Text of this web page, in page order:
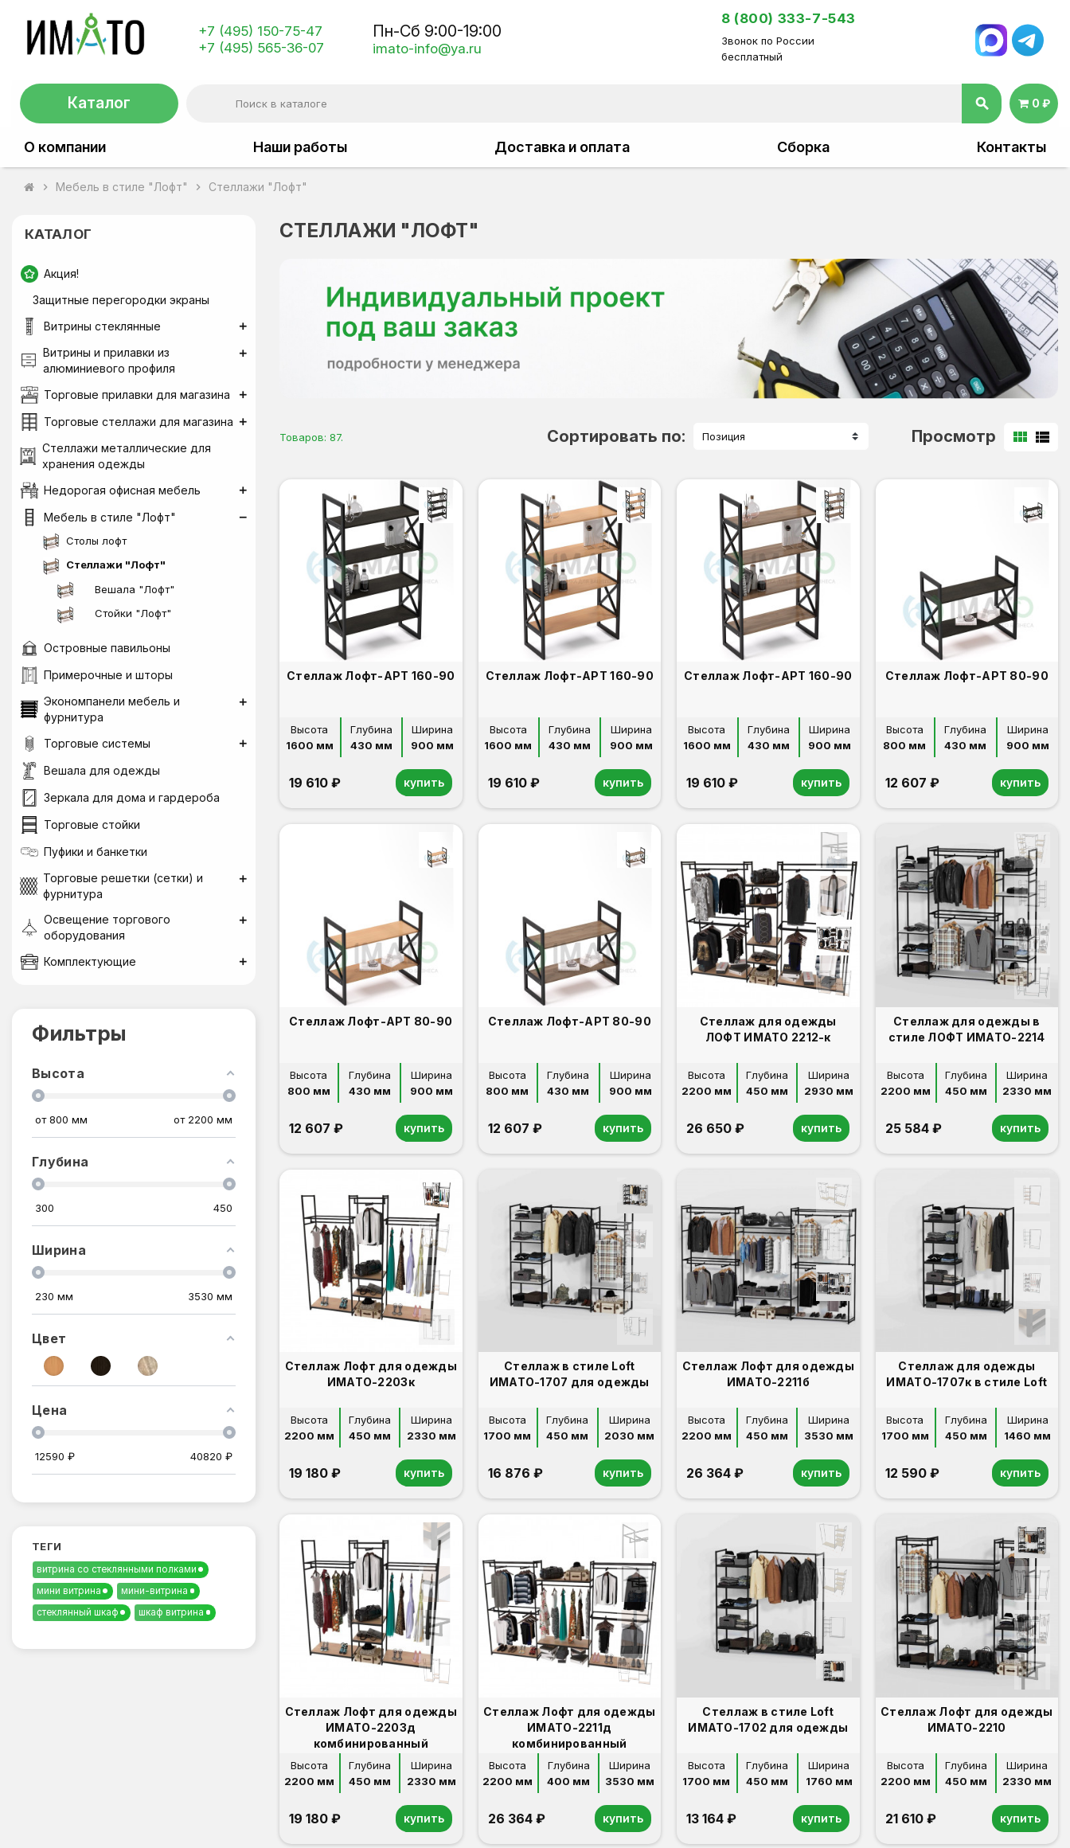
+7 (495) 150-75-47
+7 (495) 565-36-07
Пн-Сб 9:00-19:00
imato-info@ya.ru
8 (800) 333-7-543
Звонок по России
бесплатный
Каталог search 0 ₽
О компании Наши работы Доставка и оплата Сборка Контакты
chevron_right Мебель в стиле "Лофт" chevron_right Стеллажи "Лофт"
КАТАЛОГ
Акция!
Защитные перегородки экраны
Витрины стеклянные
Витрины и прилавки из
алюминиевого профиля
Торговые прилавки для магазина
Торговые стеллажи для магазина
Стеллажи металлические для
хранения одежды
Недорогая офисная мебель
Мебель в стиле "Лофт"
Столы лофт
Стеллажи "Лофт"
Вешала "Лофт"
Стойки "Лофт"
Островные павильоны
Примерочные и шторы
Экономпанели мебель и
фурнитура
Торговые системы
Вешала для одежды
Зеркала для дома и гардероба
Торговые стойки
Пуфики и банкетки
Торговые решетки (сетки) и
фурнитура
Освещение торгового
оборудования
Комплектующие
Фильтры
Высота
от800 мм от 2200 мм
Глубина
300 450
Ширина
230 мм 3530 мм
Цвет
Цена
12590 ₽ 40820 ₽
ТЕГИ
витрина со стеклянными полками
мини витрина
мини-витрина
стеклянный шкаф
шкаф витрина
СТЕЛЛАЖИ "ЛОФТ"
Сортировать по: Позиция Просмотр view_module view_list
Товаров: 87.
Стеллаж Лофт-АРТ 160-90
Высота
1600 мм
Глубина
430 мм
Ширина
900 мм
19 610 ₽ купить
Стеллаж Лофт-АРТ 160-90
Высота
1600 мм
Глубина
430 мм
Ширина
900 мм
19 610 ₽ купить
Стеллаж Лофт-АРТ 160-90
Высота
1600 мм
Глубина
430 мм
Ширина
900 мм
19 610 ₽ купить
Стеллаж Лофт-АРТ 80-90
Высота
800 мм
Глубина
430 мм
Ширина
900 мм
12 607 ₽ купить
Стеллаж Лофт-АРТ 80-90
Высота
800 мм
Глубина
430 мм
Ширина
900 мм
12 607 ₽ купить
Стеллаж Лофт-АРТ 80-90
Высота
800 мм
Глубина
430 мм
Ширина
900 мм
12 607 ₽ купить
Стеллаж для одежды
ЛОФТ ИМАТО 2212-к
Высота
2200 мм
Глубина
450 мм
Ширина
2930 мм
26 650 ₽ купить
Стеллаж для одежды в
стиле ЛОФТ ИМАТО-2214
Высота
2200 мм
Глубина
450 мм
Ширина
2330 мм
25 584 ₽ купить
Стеллаж Лофт для одежды
ИМАТО-2203к
Высота
2200 мм
Глубина
450 мм
Ширина
2330 мм
19 180 ₽ купить
Стеллаж в стиле Loft
ИМАТО-1707 для одежды
Высота
1700 мм
Глубина
450 мм
Ширина
2030 мм
16 876 ₽ купить
Стеллаж Лофт для одежды
ИМАТО-2211б
Высота
2200 мм
Глубина
450 мм
Ширина
3530 мм
26 364 ₽ купить
Стеллаж для одежды
ИМАТО-1707к в стиле Loft
Высота
1700 мм
Глубина
450 мм
Ширина
1460 мм
12 590 ₽ купить
Стеллаж Лофт для одежды
ИМАТО-2203д
комбинированный
Высота
2200 мм
Глубина
450 мм
Ширина
2330 мм
19 180 ₽ купить
Стеллаж Лофт для одежды
ИМАТО-2211д
комбинированный
Высота
2200 мм
Глубина
400 мм
Ширина
3530 мм
26 364 ₽ купить
Стеллаж в стиле Loft
ИМАТО-1702 для одежды
Высота
1700 мм
Глубина
450 мм
Ширина
1760 мм
13 164 ₽ купить
Стеллаж Лофт для одежды
ИМАТО-2210
Высота
2200 мм
Глубина
450 мм
Ширина
2330 мм
21 610 ₽ купить